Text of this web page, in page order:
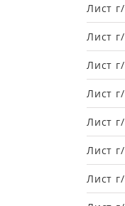
Лист
Лист
Лист
Лист
Лист
Лист
Лист